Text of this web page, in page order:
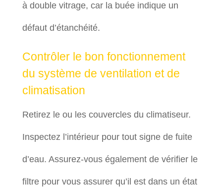
à double vitrage, car la buée indique un
défaut d’étanchéité.
Contrôler le bon fonctionnement
du système de ventilation et de
climatisation
Retirez le ou les couvercles du climatiseur.
Inspectez l’intérieur pour tout signe de fuite
d’eau. Assurez-vous également de vérifier le
filtre pour vous assurer qu’il est dans un état